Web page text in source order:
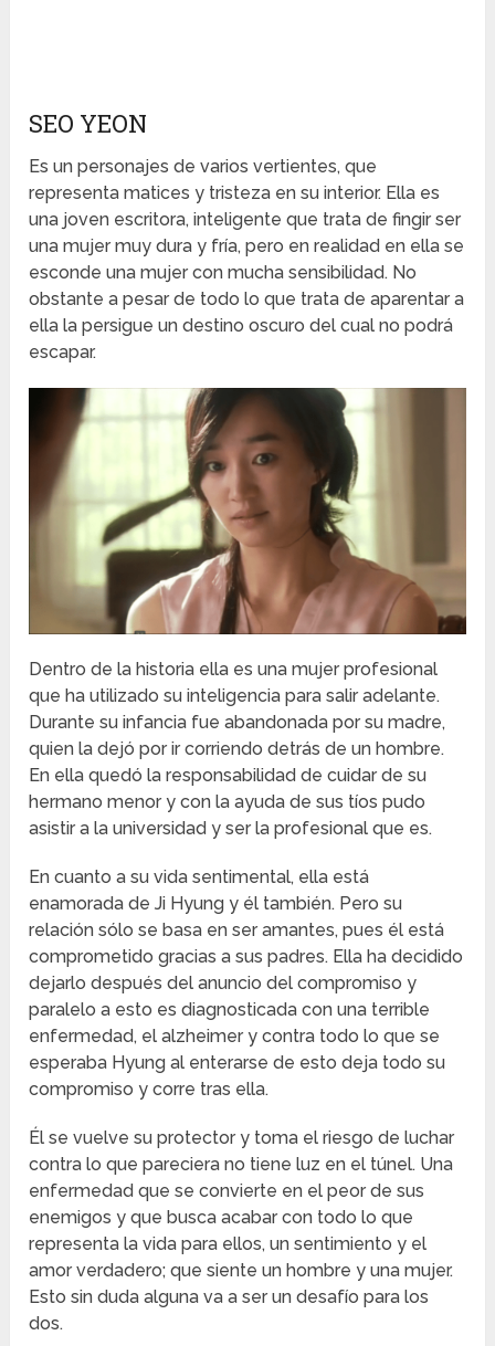
SEO YEON
Es un personajes de varios vertientes, que
representa matices y tristeza en su interior. Ella es
una joven escritora, inteligente que trata de fingir ser
una mujer muy dura y fría, pero en realidad en ella se
esconde una mujer con mucha sensibilidad. No
obstante a pesar de todo lo que trata de aparentar a
ella la persigue un destino oscuro del cual no podrá
escapar.
Dentro de la historia ella es una mujer profesional
que ha utilizado su inteligencia para salir adelante.
Durante su infancia fue abandonada por su madre,
quien la dejó por ir corriendo detrás de un hombre.
En ella quedó la responsabilidad de cuidar de su
hermano menor y con la ayuda de sus tíos pudo
asistir a la universidad y ser la profesional que es.
En cuanto a su vida sentimental, ella está
enamorada de Ji Hyung y él también. Pero su
relación sólo se basa en ser amantes, pues él está
comprometido gracias a sus padres. Ella ha decidido
dejarlo después del anuncio del compromiso y
paralelo a esto es diagnosticada con una terrible
enfermedad, el alzheimer y contra todo lo que se
esperaba Hyung al enterarse de esto deja todo su
compromiso y corre tras ella.
Él se vuelve su protector y toma el riesgo de luchar
contra lo que pareciera no tiene luz en el túnel. Una
enfermedad que se convierte en el peor de sus
enemigos y que busca acabar con todo lo que
representa la vida para ellos, un sentimiento y el
amor verdadero; que siente un hombre y una mujer.
Esto sin duda alguna va a ser un desafío para los
dos.